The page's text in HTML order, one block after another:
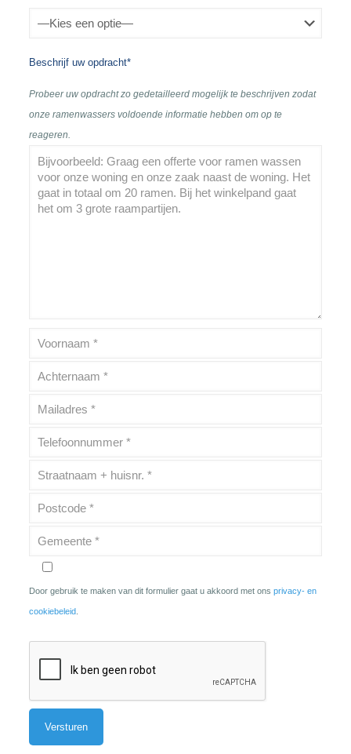
Beschrijf uw opdracht*
Probeer uw opdracht zo gedetailleerd mogelijk te beschrijven zodat
onze ramenwassers voldoende informatie hebben om op te
reageren.
Door gebruik te maken van dit formulier gaat u akkoord met ons privacy- en
cookiebeleid.